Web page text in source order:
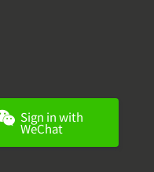
Sign in with
WeChat